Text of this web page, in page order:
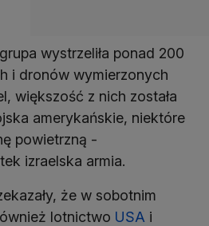
wystrzeliła ponad 200
i dronów wymierzonych
większość z nich została
amerykańskie, niektóre
powietrzną -
izraelska armia.
że w sobotnim
lotnictwo USA i